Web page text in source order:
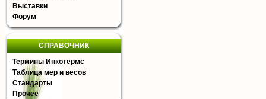
Выставки
Форум
СПРАВОЧНИК
Термины Инкотермс
Таблица мер и весов
Стандарты
Прочее